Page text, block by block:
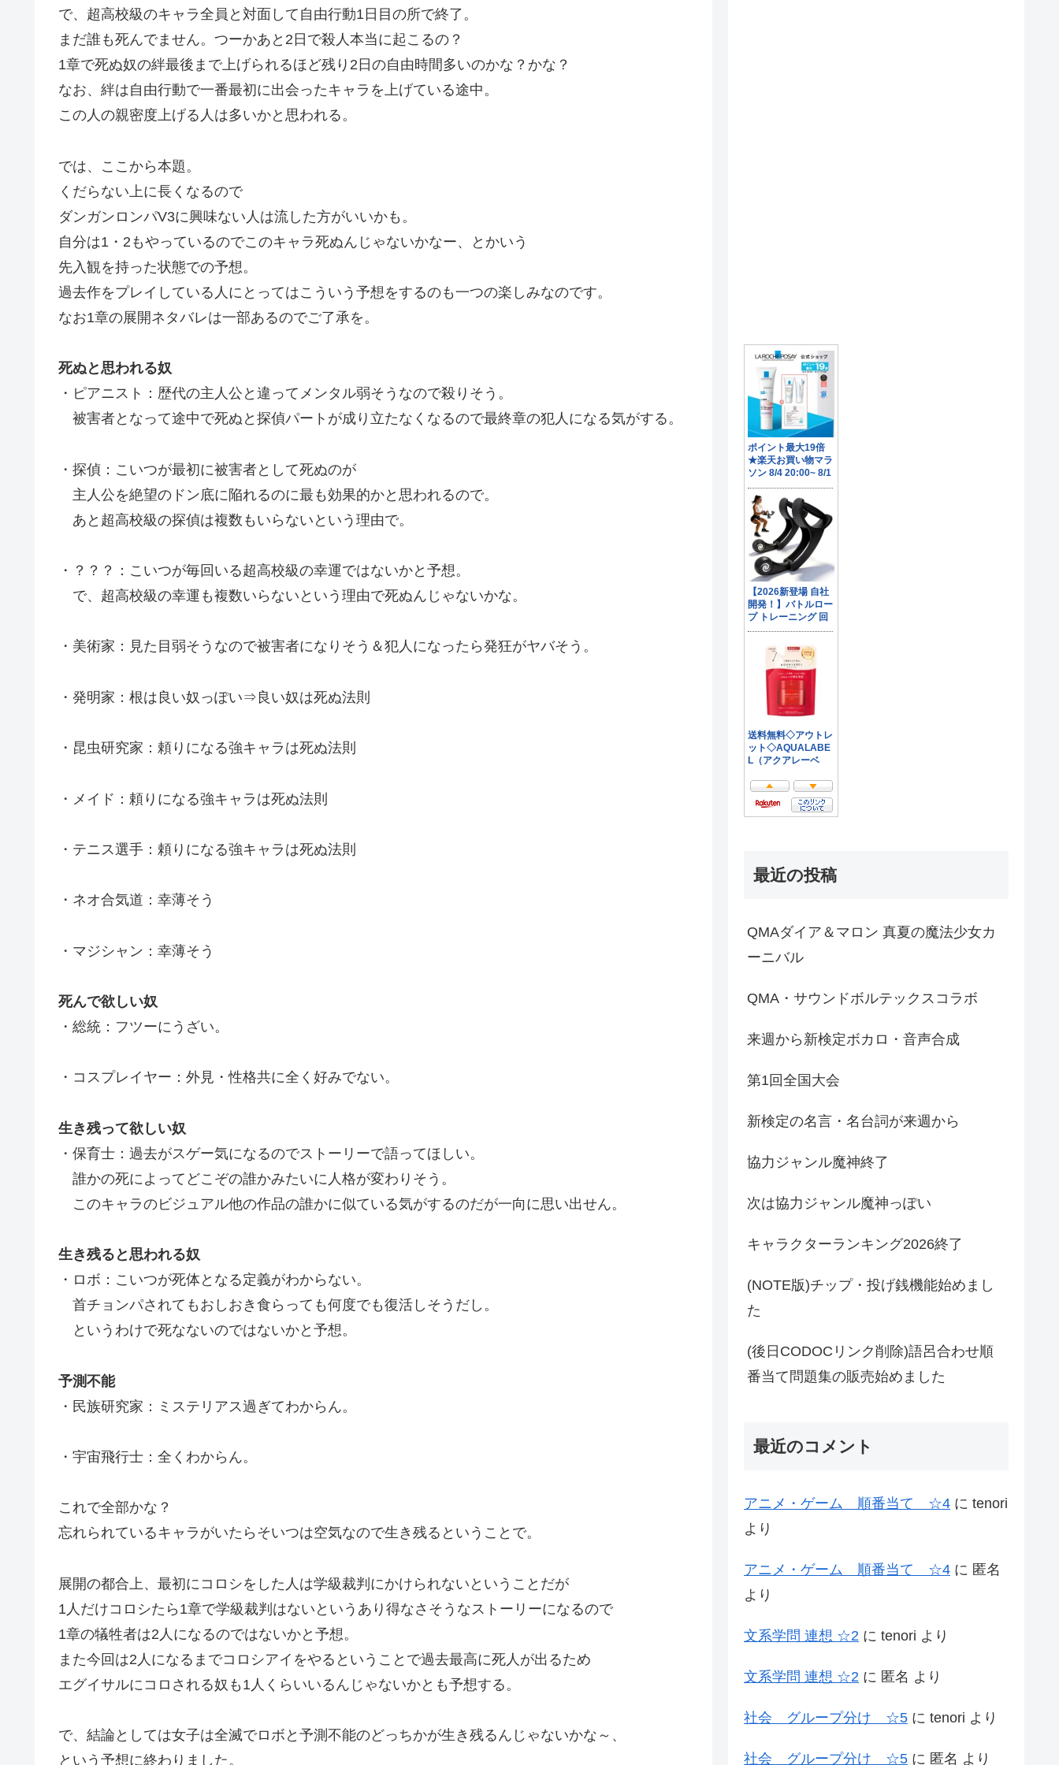
で、超高校級のキャラ全員と対面して自由行動1日目の所で終了。
まだ誰も死んでません。つーかあと2日で殺人本当に起こるの？
1章で死ぬ奴の絆最後まで上げられるほど残り2日の自由時間多いのかな？かな？
なお、絆は自由行動で一番最初に出会ったキャラを上げている途中。
この人の親密度上げる人は多いかと思われる。
では、ここから本題。
くだらない上に長くなるので
ダンガンロンパV3に興味ない人は流した方がいいかも。
自分は1・2もやっているのでこのキャラ死ぬんじゃないかなー、とかいう
先入観を持った状態での予想。
過去作をプレイしている人にとってはこういう予想をするのも一つの楽しみなのです。
なお1章の展開ネタバレは一部あるのでご了承を。
死ぬと思われる奴
・ピアニスト：歴代の主人公と違ってメンタル弱そうなので殺りそう。
被害者となって途中で死ぬと探偵パートが成り立たなくなるので最終章の犯人になる気がする。
・探偵：こいつが最初に被害者として死ぬのが
主人公を絶望のドン底に陥れるのに最も効果的かと思われるので。
あと超高校級の探偵は複数もいらないという理由で。
・？？？：こいつが毎回いる超高校級の幸運ではないかと予想。
で、超高校級の幸運も複数いらないという理由で死ぬんじゃないかな。
・美術家：見た目弱そうなので被害者になりそう＆犯人になったら発狂がヤバそう。
・発明家：根は良い奴っぽい⇒良い奴は死ぬ法則
・昆虫研究家：頼りになる強キャラは死ぬ法則
・メイド：頼りになる強キャラは死ぬ法則
・テニス選手：頼りになる強キャラは死ぬ法則
・ネオ合気道：幸薄そう
・マジシャン：幸薄そう
死んで欲しい奴
・総統：フツーにうざい。
・コスプレイヤー：外見・性格共に全く好みでない。
生き残って欲しい奴
・保育士：過去がスゲー気になるのでストーリーで語ってほしい。
誰かの死によってどこぞの誰かみたいに人格が変わりそう。
このキャラのビジュアル他の作品の誰かに似ている気がするのだが一向に思い出せん。
生き残ると思われる奴
・ロボ：こいつが死体となる定義がわからない。
首チョンパされてもおしおき食らっても何度でも復活しそうだし。
というわけで死なないのではないかと予想。
予測不能
・民族研究家：ミステリアス過ぎてわからん。
・宇宙飛行士：全くわからん。
これで全部かな？
忘れられているキャラがいたらそいつは空気なので生き残るということで。
展開の都合上、最初にコロシをした人は学級裁判にかけられないということだが
1人だけコロシたら1章で学級裁判はないというあり得なさそうなストーリーになるので
1章の犠牲者は2人になるのではないかと予想。
また今回は2人になるまでコロシアイをやるということで過去最高に死人が出るため
エグイサルにコロされる奴も1人くらいいるんじゃないかとも予想する。
で、結論としては女子は全滅でロボと予測不能のどっちかが生き残るんじゃないかな～、
という予想に終わりました。
最近の投稿
QMAダイア＆マロン 真夏の魔法少女カ
ーニバル
QMA・サウンドボルテックスコラボ
来週から新検定ボカロ・音声合成
第1回全国大会
新検定の名言・名台詞が来週から
協力ジャンル魔神終了
次は協力ジャンル魔神っぽい
キャラクターランキング2026終了
(NOTE版)チップ・投げ銭機能始めまし
た
(後日CODOCリンク削除)語呂合わせ順
番当て問題集の販売始めました
最近のコメント
アニメ・ゲーム 順番当て ☆4 に tenori
より
アニメ・ゲーム 順番当て ☆4 に 匿名
より
文系学問 連想 ☆2 に tenori より
文系学問 連想 ☆2 に 匿名 より
社会 グループ分け ☆5 に tenori より
社会 グループ分け ☆5 に 匿名 より